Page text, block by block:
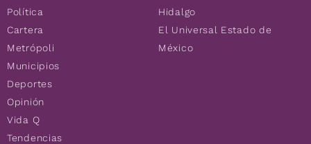
Política
Cartera
Metrópoli
Municipios
Deportes
Opinión
Vida Q
Tendencias
Hidalgo
El Universal Estado de
México